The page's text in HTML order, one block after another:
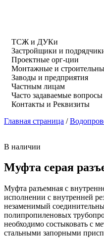
ТСЖ и ДУКи
Застройщики и
Проектные орг-ции
Монтажные и
Заводы и предприятия
Частным лицам
Часто задаваемые вопросы
Контакты и Реквизиты
Главная страница /
В наличии
Муфта серая
Муфта разъемная с
исполнении с внутренней
незаменимый
полипропиленовых
необходимо состыковать с
стальными запорными